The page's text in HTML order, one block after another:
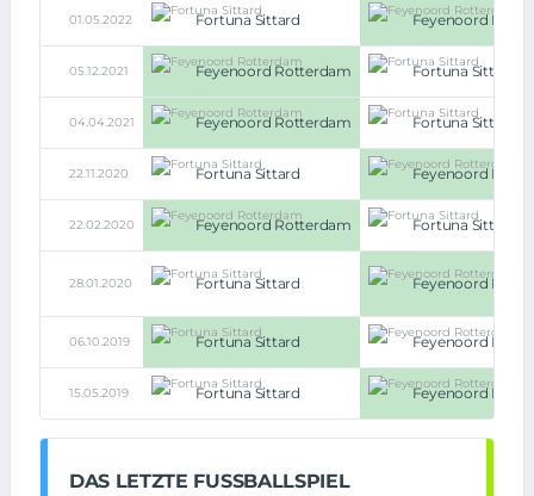
01.05.2022 Fortuna Sittard Feyenoord
05.12.2021 Feyenoord Rotterdam Fortuna Sittard
04.04.2021 Feyenoord Rotterdam Fortuna Sittard
22.11.2020 Fortuna Sittard Feyenoord
22.02.2020 Feyenoord Rotterdam Fortuna Sittard
28.01.2020 Fortuna Sittard Feyenoord
06.10.2019 Fortuna Sittard Feyenoord
15.05.2019 Fortuna Sittard Feyenoord
DAS LETZTE FUSSBALLSPIEL